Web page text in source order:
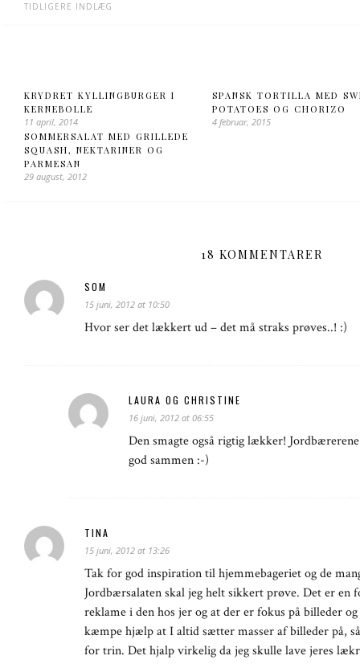
TIDLIGERE INDLÆG
KRYDRET KYLLINGBURGER I
KERNEBOLLE
11 april, 2014
SPANSK TORTILLA MED
POTATOES OG CHORIZO
4 februar, 2015
SOMMERSALAT MED GRILLEDE
SQUASH, NEKTARINER OG
PARMESAN
29 august, 2012
18 KOMMENTARER
SOM
15 juni, 2012 at 10:50
Hvor ser det lækkert ud – det må straks prøves..! :)
LAURA OG CHRISTINE
16 juni, 2012 at 06:55
Den smagte også rigtig lækker!
god sammen :-)
TINA
15 juni, 2012 at 13:26
Tak for god inspiration til hjemmebageriet og de
Jordbærsalaten skal jeg helt sikkert prøve. Det er en
reklame i den hos jer og at der er fokus på billeder
kæmpe hjælp at I altid sætter masser af billeder på,
for trin. Det hjalp virkelig da jeg skulle lave jeres